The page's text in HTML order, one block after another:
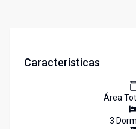
Características
Área
3